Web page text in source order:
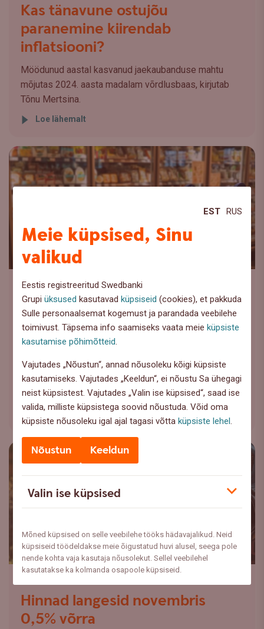
EST RUS
Meie küpsised, Sinu
valikud
Eestis registreeritud Swedbanki
Grupiüksused kasutavadküpsiseid (cookies), et pakkuda
Sulle personaalsemat kogemust ja parandada veebilehe
toimivust. Täpsema info saamiseks vaata meieküpsiste
kasutamise põhimõtteid
Vajutades „Nõustun“, annad nõusoleku kõigi küpsiste
kasutamiseks. Vajutades „Keeldun“, ei nõustu Sa ühegagi
neist küpsistest. Vajutades „Valin ise küpsised“, saad ise
valida, milliste küpsistega soovid nõustuda. Võid oma
küpsiste nõusoleku igal ajal tagasi võttaküpsiste lehel
Nõustun Keeldun
Valin ise küpsised
Mõned küpsised on selle veebilehe tööks hädavajalikud. Neid
küpsiseid töödeldakse meie õigustatud huvi alusel, seega pole
nende kohta vaja kasutaja nõusolekut. Sellel veebilehel
kasutatakse ka kolmanda osapoole küpsiseid.
Kas tänavune ostujõu
paranemine kiirendab
inflatsiooni?
Möödunud aastal kasvanud jaekaubanduse mahtu
mõjutas 2024. aasta madalam võrdlusbaas, kirjutab
Tõnu Mertsina.
Loe lähemalt
Majanduskeskkond
Viimastel aastatel vähenenud
tarbimine peaks uuel aastal
kosuma
Tarbimise kasvu eelduseks on muuhulgas ka inimeste
kindlustunde kasv, sõnas peaökonomist Tõnu
Mertsina.
Loe lähemalt
Hinnad langesid novembris
0,5% võrra